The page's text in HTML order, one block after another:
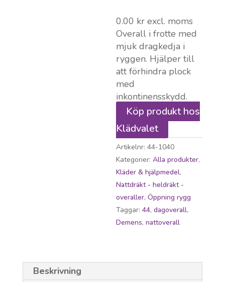
0.00 kr excl. moms
Overall i frotte med
mjuk dragkedja i
ryggen. Hjälper till
att förhindra plock
med
inkontinensskydd.
Köp produkt hos
Klädvalet
Artikelnr:44-1040
Kategorier:Alla produkter,
Kläder & hjälpmedel,
Nattdräkt - heldräkt -
overaller,Öppning rygg
Taggar:44,dagoverall,
Demens,nattoverall
Beskrivning